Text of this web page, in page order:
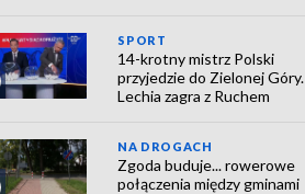
SPORT
14-krotny mistrz Polski
przyjedzie do Zielonej Góry.
Lechia zagra z Ruchem
NA DROGACH
Zgoda buduje... rowerowe
połączenia między gminami